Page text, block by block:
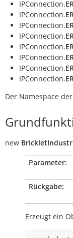
IPConnection.
IPConnection.
IPConnection.
IPConnection.
IPConnection.
IPConnection.
IPConnection.
IPConnection.
Der Namespace
new
Parameter:
Rückgabe:
Erzeugt ein